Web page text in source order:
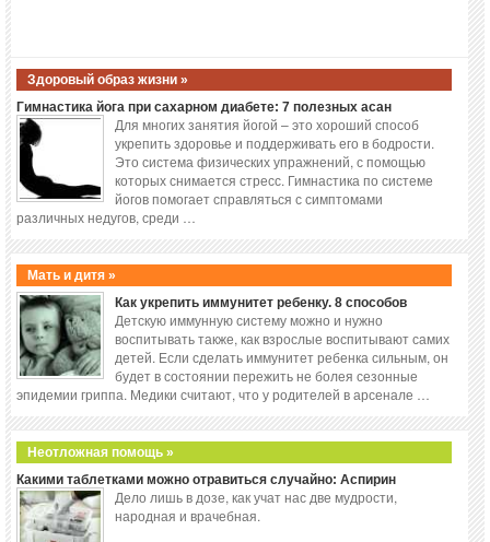
Здоровый образ жизни »
Гимнастика йога при сахарном диабете: 7 полезных асан
Для многих занятия йогой – это хороший способ
укрепить здоровье и поддерживать его в бодрости.
Это система физических упражнений, с помощью
которых снимается стресс. Гимнастика по системе
йогов помогает справляться с симптомами
различных недугов, среди …
Мать и дитя »
Как укрепить иммунитет ребенку. 8 способов
Детскую иммунную систему можно и нужно
воспитывать также, как взрослые воспитывают самих
детей. Если сделать иммунитет ребенка сильным, он
будет в состоянии пережить не болея сезонные
эпидемии гриппа. Медики считают, что у родителей в арсенале …
Неотложная помощь »
Какими таблетками можно отравиться случайно: Аспирин
Дело лишь в дозе, как учат нас две мудрости,
народная и врачебная.